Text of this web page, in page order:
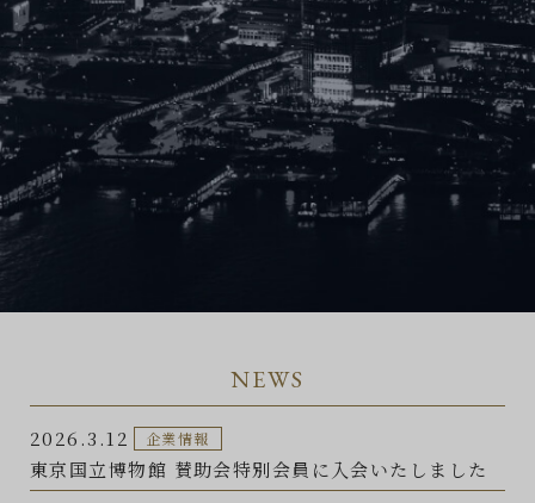
NEWS
2026.3.12 企業情報
東京国立博物館 賛助会特別会員に入会いたしました